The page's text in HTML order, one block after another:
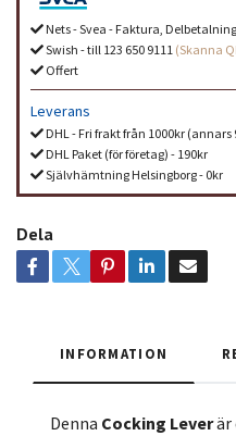
Nets - Svea - Faktura,
Swish - till 123 650 9111 (Skanna
Offert
Leverans
DHL - Fri frakt från 1000kr (annars
DHL Paket (för företag) - 190kr
Självhämtning Helsingborg - 0kr
Dela
INFORMATION
Denna Cocking Leverär